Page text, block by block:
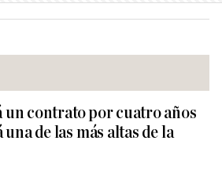
contrato por cuatro años
de las más altas de la